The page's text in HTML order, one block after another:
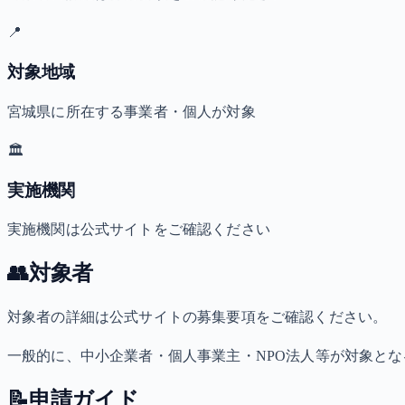
📍
対象地域
宮城県に所在する事業者・個人が対象
🏛️
実施機関
実施機関は公式サイトをご確認ください
👥対象者
対象者の詳細は公式サイトの募集要項をご確認ください。
一般的に、中小企業者・個人事業主・NPO法人等が対象とな
📝申請ガイド